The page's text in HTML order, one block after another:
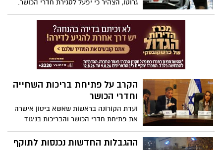
גרוטו, הצהיר כי יפעל לסגירת חדרי הכושר.
"אנו מאפשרים בסופו של דבר לפתוח את
הבריכות הציבוריות"
הקרב על פתיחת בריכות השחייה
וחדרי הכושר
ועדת הקורונה בראשות שאשא ביטון אישרה
את פתיחת חדרי הכושר והבריכות בניגוד
לעמדת הממשלה. בליכוד ביקשו מיד לאחר
ההצבעה להדיח את יו"ר הועדה שהיא חברת
ההגבלות החדשות נכנסות לתוקף